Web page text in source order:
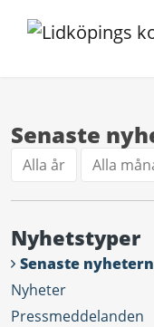
Senaste
Alla år Alla
Nyhetstyper
Senaste
Nyheter
Pressmeddelanden